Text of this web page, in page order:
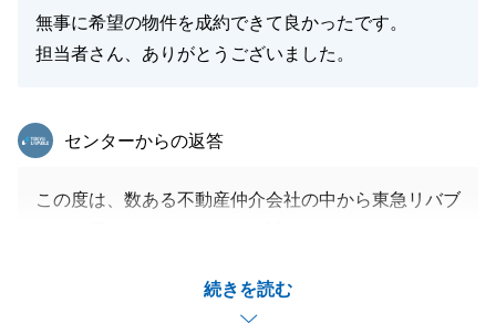
無事に希望の物件を成約できて良かったです。
担当者さん、ありがとうございました。
続きを読む
東急リバブル
センターからの返答
この度は、数ある不動産仲介会社の中から東急リバブ
ご購入いただいた不動産を含め、複数件不動産をご案
内させていただきましたが、Ｉ様ご夫婦の明るいお人